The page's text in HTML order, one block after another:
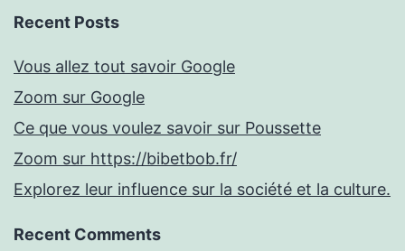
Recent Posts
Vous allez tout savoir Google
Zoom sur Google
Ce que vous voulez savoir sur Poussette
Zoom sur https://bibetbob.fr/
Explorez leur influence sur la société et la culture.
Recent Comments